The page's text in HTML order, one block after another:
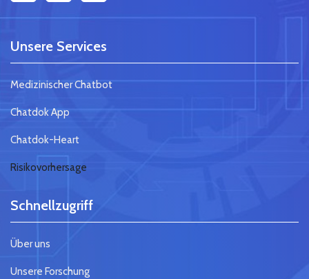
Unsere Services
Medizinischer Chatbot
Chatdok App
Chatdok-Heart
Risikovorhersage
Schnellzugriff
Über uns
Unsere Forschung